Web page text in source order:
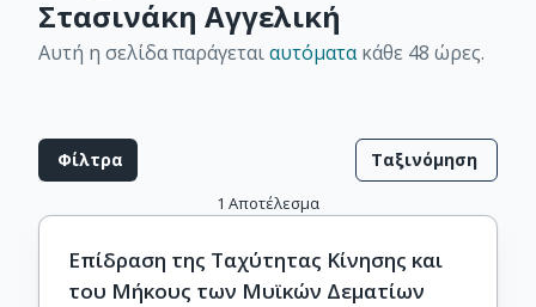
Στασινάκη Αγγελική
Αυτή η σελίδα παράγεταιαυτόματακάθε 48 ώρες.
Φίλτρα Ταξινόμηση
1 Αποτέλεσμα
Επίδραση της Ταχύτητας Κίνησης και
του Μήκους των Μυϊκών Δεματίων